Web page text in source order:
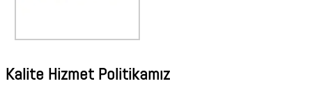
Kalite Hizmet Politikamız